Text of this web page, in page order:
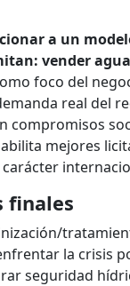
a un
vender
foco del
real del
compromisos
mejores
finales
la crisis
seguridad